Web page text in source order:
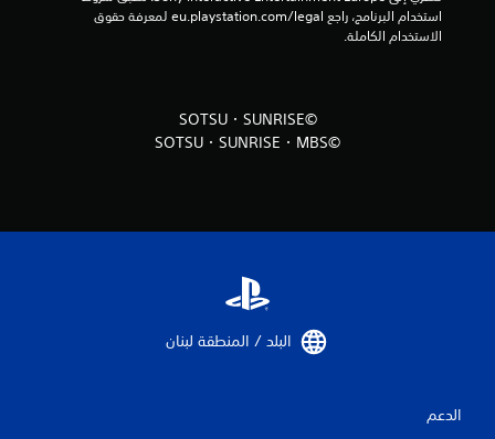
الاستخدام الكاملة.
©SOTSU・SUNRISE
©SOTSU・SUNRISE・MBS
البلد / المنطقة لبنان‏
الدعم